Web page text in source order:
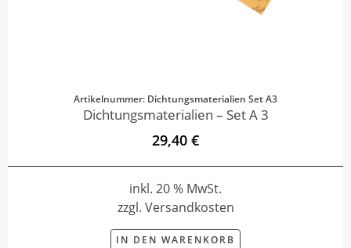
Artikelnummer: Dichtungsmaterialien Set A3
Dichtungsmaterialien – Set A 3
29,40 €
inkl. 20 % MwSt.
zzgl. Versandkosten
IN DEN WARENKORB